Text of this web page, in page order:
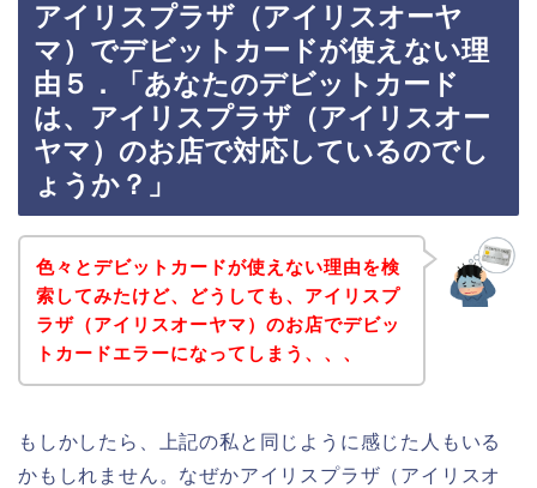
アイリスプラザ（アイリスオーヤ
マ）でデビットカードが使えない理
由５．「あなたのデビットカード
は、アイリスプラザ（アイリスオー
ヤマ）のお店で対応しているのでし
ょうか？」
色々とデビットカードが使えない理由を検
索してみたけど、どうしても、アイリスプ
ラザ（アイリスオーヤマ）のお店でデビッ
トカードエラーになってしまう、、、
もしかしたら、上記の私と同じように感じた人もいる
かもしれません。なぜかアイリスプラザ（アイリスオ